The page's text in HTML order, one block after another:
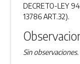
DECRETO-LEY
13786 ART.32).
Sin observaciones.